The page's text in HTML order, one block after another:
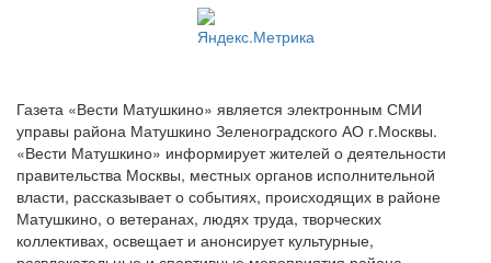
Газета «Вести Матушкино» является электронным СМИ
управы района Матушкино Зеленоградского АО г.Москвы.
«Вести Матушкино» информирует жителей о деятельности
правительства Москвы, местных органов исполнительной
власти, рассказывает о событиях, происходящих в районе
Матушкино, о ветеранах, людях труда, творческих
коллективах, освещает и анонсирует культурные,